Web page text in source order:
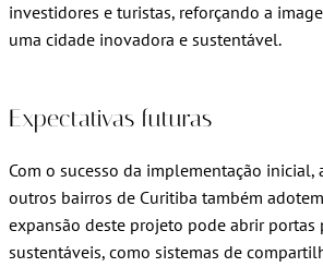
investidores e turistas, reforçando a
uma cidade inovadora e sustentável.
Expectativas futuras
Com o sucesso da implementação inicial,
outros bairros de Curitiba também
expansão deste projeto pode abrir portas
sustentáveis, como sistemas de